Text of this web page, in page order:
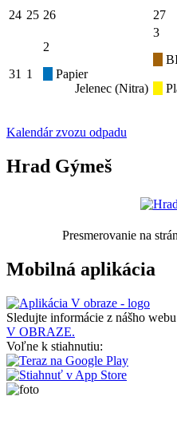
24 25 26 27
31 1
2
Papier
Jelenec (Nitra)
3
Kalendár zvozu odpadu
Hrad Gýmeš
Presmerovanie na
Mobilná aplikácia
Sledujte informácie z nášho
V OBRAZE.
Voľne k stiahnutiu: